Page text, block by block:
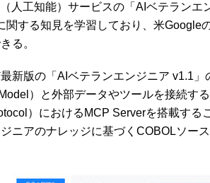
人工知能）サービスの「AIベテラン
関する知見を学習しており、米Google
る。
新版の「AIベテランエンジニア v1.1」
）と外部データやツールを接続す
）におけるMCP Serverを搭載する
ニアのナレッジに基づくCOBOLソー